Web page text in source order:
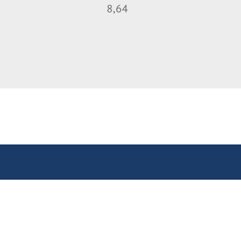
8,64